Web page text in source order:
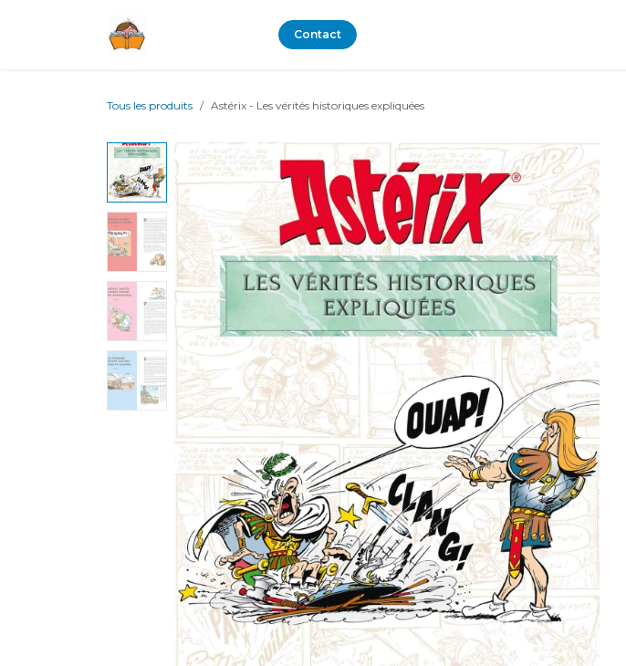
Contact
Tous les produits Astérix - Les vérités historiques expliquées